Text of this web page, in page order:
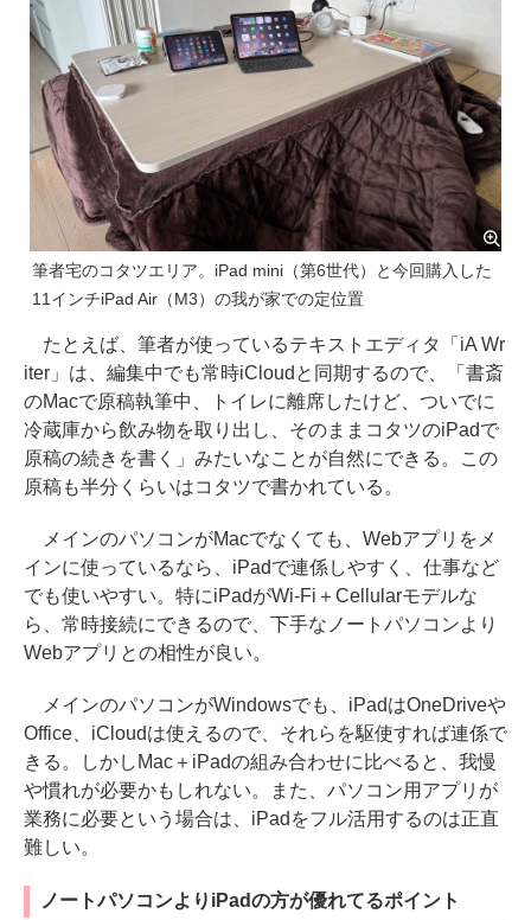
筆者宅のコタツエリア。iPad mini（第6世代）と今回購入した
11インチiPad Air（M3）の我が家での定位置
たとえば、筆者が使っているテキストエディタ「iA Wr
iter」は、編集中でも常時iCloudと同期するので、「書斎
のMacで原稿執筆中、トイレに離席したけど、ついでに
冷蔵庫から飲み物を取り出し、そのままコタツのiPadで
原稿の続きを書く」みたいなことが自然にできる。この
原稿も半分くらいはコタツで書かれている。
メインのパソコンがMacでなくても、Webアプリをメ
インに使っているなら、iPadで連係しやすく、仕事など
でも使いやすい。特にiPadがWi-Fi＋Cellularモデルな
ら、常時接続にできるので、下手なノートパソコンより
Webアプリとの相性が良い。
メインのパソコンがWindowsでも、iPadはOneDriveや
Office、iCloudは使えるので、それらを駆使すれば連係で
きる。しかしMac＋iPadの組み合わせに比べると、我慢
や慣れが必要かもしれない。また、パソコン用アプリが
業務に必要という場合は、iPadをフル活用するのは正直
難しい。
ノートパソコンよりiPadの方が優れてるポイント